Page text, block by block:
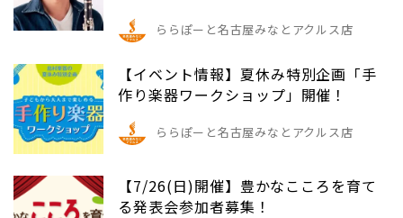
ららぽーと名古屋みなとアクルス店
【イベント情報】夏休み特別企画「手
作り楽器ワークショップ」開催！
ららぽーと名古屋みなとアクルス店
【7/26(日)開催】豊かなこころを育て
る発表会参加者募集！